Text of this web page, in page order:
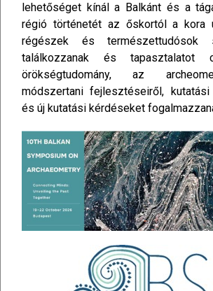
lehetőséget kínál a Balkánt és a
régió történetét az őskortól a kora
régészek és természettudósok
találkozzanak és tapasztalatot
örökségtudomány, az
módszertani fejlesztéseiről, kutatási
és új kutatási kérdéseket